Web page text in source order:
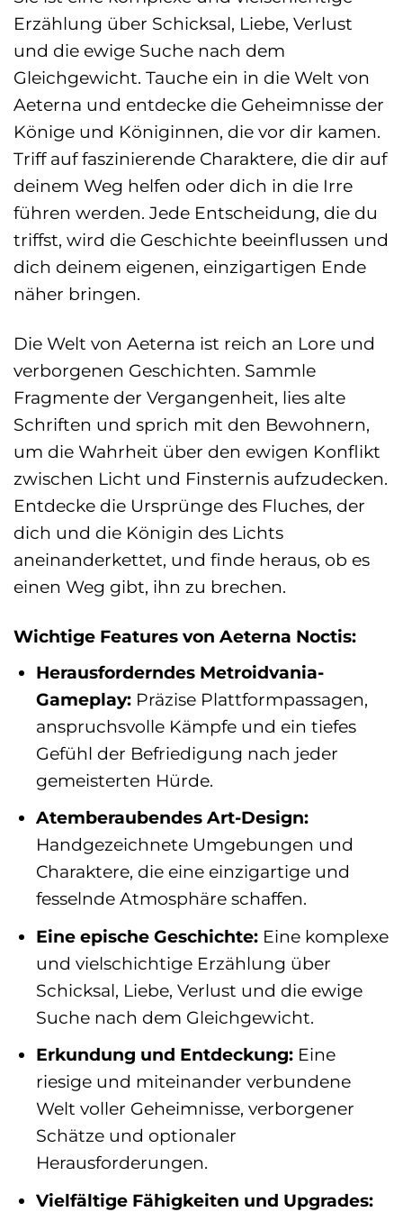
Erzählung über Schicksal, Liebe, Verlust
und die ewige Suche nach dem
Gleichgewicht. Tauche ein in die Welt von
Aeterna und entdecke die Geheimnisse der
Könige und Königinnen, die vor dir kamen.
Triff auf faszinierende Charaktere, die dir auf
deinem Weg helfen oder dich in die Irre
führen werden. Jede Entscheidung, die du
triffst, wird die Geschichte beeinflussen und
dich deinem eigenen, einzigartigen Ende
näher bringen.
Die Welt von Aeterna ist reich an Lore und
verborgenen Geschichten. Sammle
Fragmente der Vergangenheit, lies alte
Schriften und sprich mit den Bewohnern,
um die Wahrheit über den ewigen Konflikt
zwischen Licht und Finsternis aufzudecken.
Entdecke die Ursprünge des Fluches, der
dich und die Königin des Lichts
aneinanderkettet, und finde heraus, ob es
einen Weg gibt, ihn zu brechen.
Wichtige Features von Aeterna Noctis:
Herausforderndes Metroidvania-
Gameplay:Präzise Plattformpassagen,
anspruchsvolle Kämpfe und ein tiefes
Gefühl der Befriedigung nach jeder
gemeisterten Hürde.
Atemberaubendes Art-Design:
Handgezeichnete Umgebungen und
Charaktere, die eine einzigartige und
fesselnde Atmosphäre schaffen.
Eine epische Geschichte:Eine komplexe
und vielschichtige Erzählung über
Schicksal, Liebe, Verlust und die ewige
Suche nach dem Gleichgewicht.
Erkundung und Entdeckung:Eine
riesige und miteinander verbundene
Welt voller Geheimnisse, verborgener
Schätze und optionaler
Herausforderungen.
Vielfältige Fähigkeiten und Upgrades: